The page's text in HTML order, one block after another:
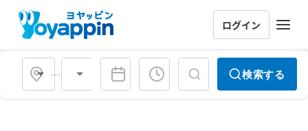
ログイン
会場タイプ 検索する